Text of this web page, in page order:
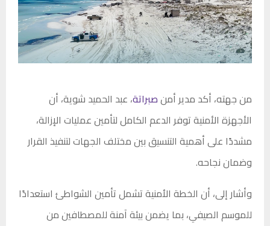
من جهته، أكد مدير أمنصبراتة، عبد الحميد شوية، أن
الأجهزة الأمنية توفر الدعم الكامل لتأمين عمليات الإزالة،
مشددًا على أهمية التنسيق بين مختلف الجهات لتنفيذ القرار
وضمان نجاحه.
وأشار إلى، أن الخطة الأمنية تشمل تأمين الشواطئ استعدادًا
للموسم الصيفي، بما يضمن بيئة آمنة للمصطافين من